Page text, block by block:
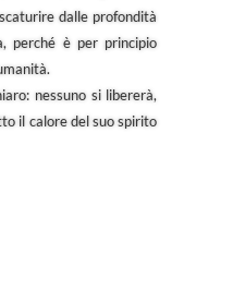
dalle profondità
perché è per principio
nessuno si libererà,
il calore del suo spirito